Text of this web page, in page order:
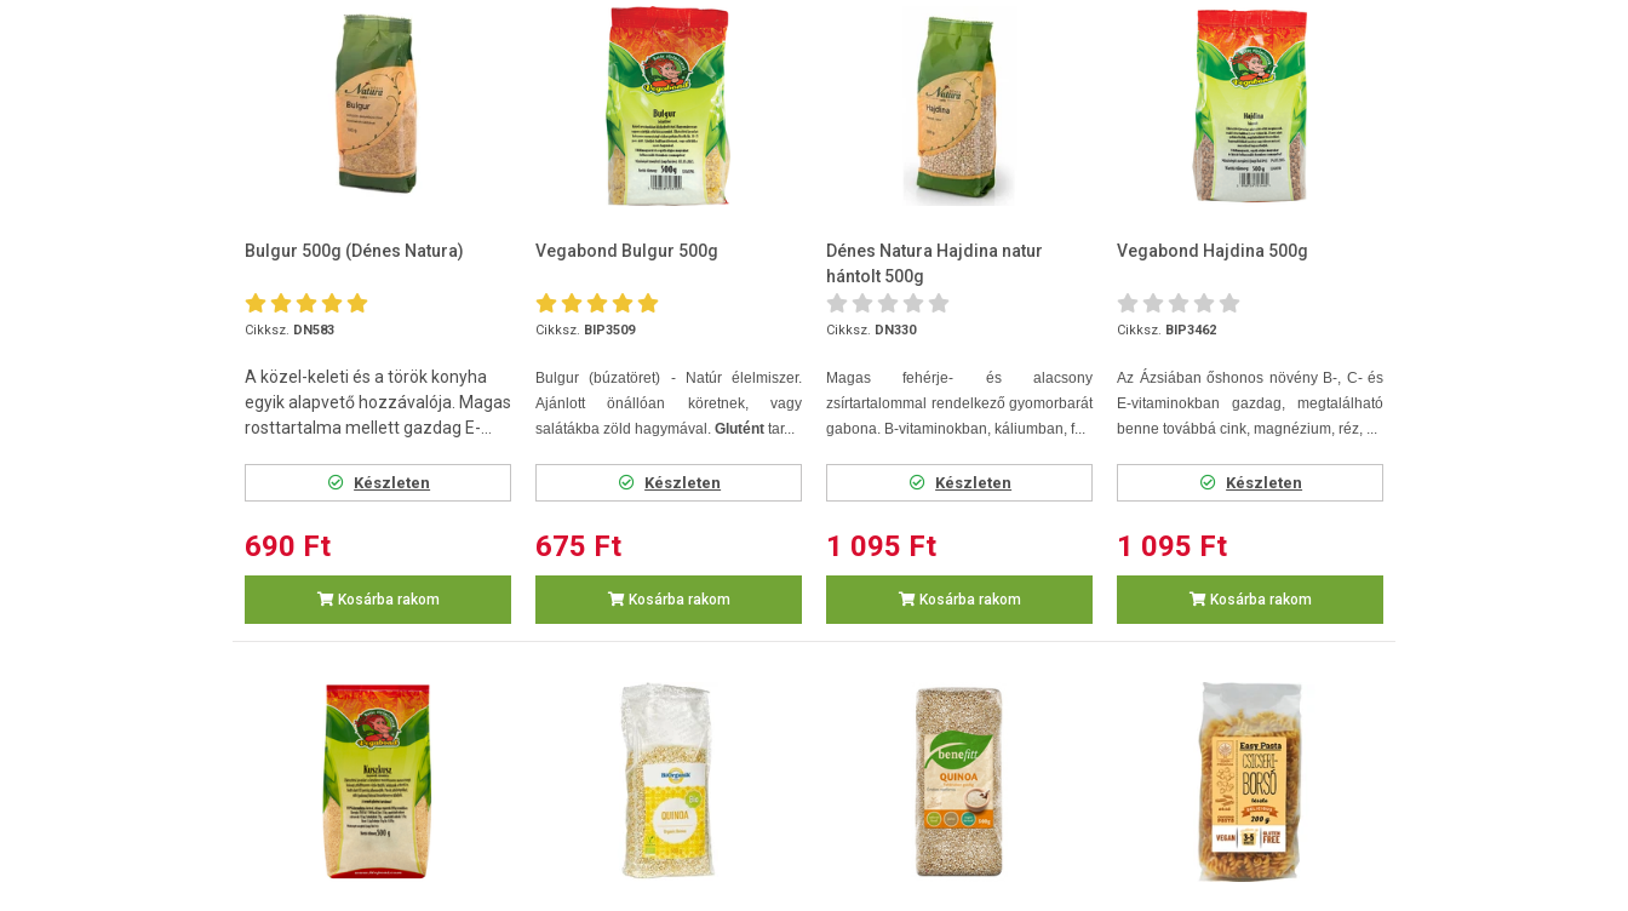
Bulgur 500g (Dénes Natura)
Cikksz. DN583
A közel-keleti és a török konyha
egyik alapvető hozzávalója. Magas
rosttartalma mellett gazdag E-...
Készleten
690 Ft
Kosárba rakom
Vegabond Bulgur 500g
Cikksz. BIP3509
Bulgur (búzatöret) - Natúr élelmiszer.
Ajánlott önállóan köretnek, vagy
salátákba zöld hagymával. Glutént tar...
Készleten
675 Ft
Kosárba rakom
Dénes Natura Hajdina natur
hántolt 500g
Cikksz. DN330
Magas fehérje- és alacsony
zsírtartalommal rendelkező gyomorbarát
gabona. B-vitaminokban, káliumban, f...
Készleten
1 095 Ft
Kosárba rakom
Vegabond Hajdina 500g
Cikksz. BIP3462
Az Ázsiában őshonos növény B-, C- és
E-vitaminokban gazdag, megtalálható
benne továbbá cink, magnézium, réz, ...
Készleten
1 095 Ft
Kosárba rakom